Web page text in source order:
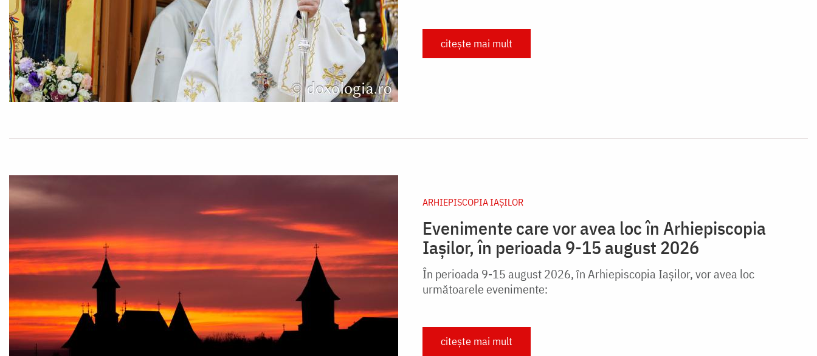
citește mai mult
ARHIEPISCOPIA IAŞILOR
Evenimente care vor avea loc în Arhiepiscopia
Iaşilor, în perioada 9-15 august 2026
În perioada 9-15 august 2026, în Arhiepiscopia Iaşilor, vor avea loc
următoarele evenimente:
citește mai mult